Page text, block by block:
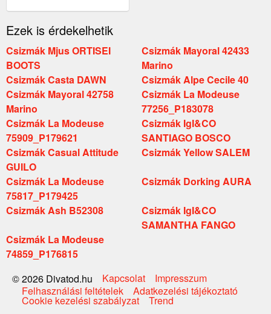
Ezek is érdekelhetik
Csizmák Mjus ORTISEI
BOOTS
Csizmák Mayoral 42433
Marino
Csizmák Casta DAWN
Csizmák Alpe Cecile 40
Csizmák Mayoral 42758
Marino
Csizmák La Modeuse
77256_P183078
Csizmák La Modeuse
75909_P179621
Csizmák IgI&CO
SANTIAGO BOSCO
Csizmák Casual Attitude
GUILO
Csizmák Yellow SALEM
Csizmák La Modeuse
75817_P179425
Csizmák Dorking AURA
Csizmák Ash B52308
Csizmák IgI&CO
SAMANTHA FANGO
Csizmák La Modeuse
74859_P176815
© 2026 Divatod.hu
Kapcsolat
Impresszum
Felhasználási feltételek
Adatkezelési tájékoztató
Cookie kezelési szabályzat Trend